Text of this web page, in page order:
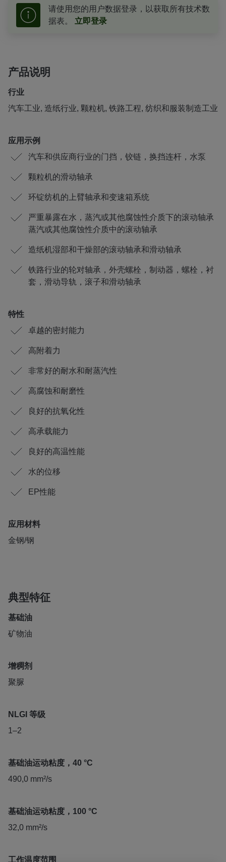
请使用您的用户数据登录，以获取所有技术数
据表。 立即登录
产品说明
行业
汽车工业, 造纸行业, 颗粒机, 铁路工程, 纺织和服装制造工业
应用示例
汽车和供应商行业的门挡，铰链，换挡连杆，水泵
颗粒机的滑动轴承
环锭纺机的上臂轴承和变速箱系统
严重暴露在水，蒸汽或其他腐蚀性介质下的滚动轴承
蒸汽或其他腐蚀性介质中的滚动轴承
造纸机湿部和干燥部的滚动轴承和滑动轴承
铁路行业的轮对轴承，外壳螺栓，制动器，螺栓，衬
套，滑动导轨，滚子和滑动轴承
特性
卓越的密封能力
高附着力
非常好的耐水和耐蒸汽性
高腐蚀和耐磨性
良好的抗氧化性
高承载能力
良好的高温性能
水的位移
EP性能
应用材料
金钢/钢
典型特征
基础油
矿物油
增稠剂
聚脲
NLGI 等级
1–2
基础油运动粘度，40 °C
490,0 mm²/s
基础油运动粘度，100 °C
32,0 mm²/s
工作温度范围